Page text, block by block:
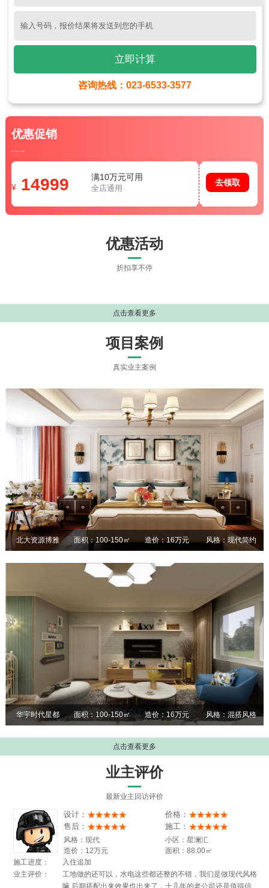
立即计算
咨询热线：023-6533-3577
优惠促销
¥ 14999 满10万元可用
全店通用
去领取
优惠活动
折扣享不停
点击查看更多
项目案例
真实业主案例
北大资源博雅 面积：100-150㎡ 造价：16万元 风格：现代简约
华宇时代星都 面积：100-150㎡ 造价：16万元 风格：混搭风格
点击查看更多
业主评价
最新业主回访评价
价格：
设计：
施工：
售后：
小区：星澜汇
面积：88.00㎡
风格：现代
造价：12万元
施工进度：
入住追加
业主评价：
工地做的还可以，水电这些都还整的不错，我们是做现代风格